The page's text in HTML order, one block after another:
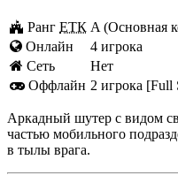
Ранг ЕТК A (Основная
Онлайн
4 игрока
Cеть
Нет
Оффлайн 2 игрока [Full
Аркадный шутер с видом
частью мобильного
в тылы врага.